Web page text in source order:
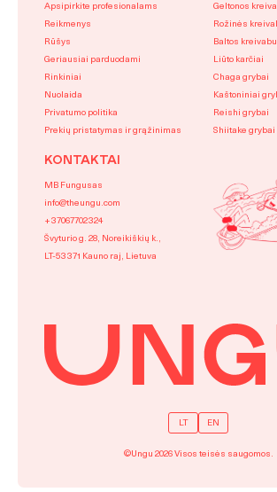
Apsipirkite profesionalams
Reikmenys
Rūšys
Geriausiai parduodami
Rinkiniai
Nuolaida
Privatumo politika
Prekių pristatymas ir grąžinimas
Geltonos
Rožinės
Baltos
Liūto karčiai
Chaga grybai
Kaštoniniai
Reishi grybai
Shiitake grybai
KONTAKTAI
MB Fungusas
info@theungu.com
+37067702324
Švyturio g. 28, Noreikiškių k.,
LT-53371 Kauno raj, Lietuva
LT EN
©Ungu 2026 Visos teisės saugomos.